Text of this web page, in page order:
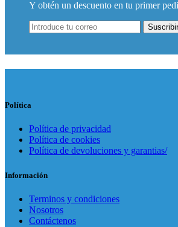
Y obtén un descuento en tu primer
Suscribir
Política
Política de privacidad
Política de cookies
Política de devoluciones y garantias/
Información
Terminos y condiciones
Nosotros
Contáctenos